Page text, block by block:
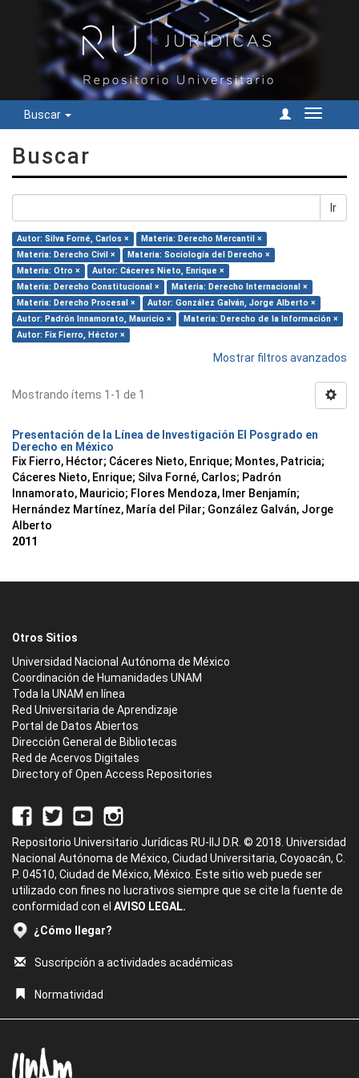
Buscar
Cambiar
Buscar
Ir
Autor: Silva Forné, Carlos ×
Materia: Derecho Mercantil ×
Materia: Derecho Civil ×
Materia: Sociología del Derecho ×
Materia: Otro ×
Autor: Cáceres Nieto, Enrique ×
Materia: Derecho Constitucional ×
Materia: Derecho Internacional ×
Materia: Derecho Procesal ×
Autor: González Galván, Jorge Alberto ×
Autor: Padrón Innamorato, Mauricio ×
Materia: Derecho de la Información ×
Autor: Fix Fierro, Héctor ×
Mostrar filtros avanzados
Mostrando ítems 1-1 de 1
Presentación de la Línea de Investigación El Posgrado en
Derecho en México
Fix Fierro, Héctor; Cáceres Nieto, Enrique; Montes, Patricia;
Cáceres Nieto, Enrique; Silva Forné, Carlos; Padrón
Innamorato, Mauricio; Flores Mendoza, Imer Benjamín;
Hernández Martínez, María del Pilar; González Galván, Jorge
Alberto
2011
Otros Sitios
Universidad Nacional Autónoma de México
Coordinación de Humanidades UNAM
Toda la UNAM en línea
Red Universitaria de Aprendizaje
Portal de Datos Abiertos
Dirección General de Bibliotecas
Red de Acervos Digitales
Directory of Open Access Repositories
Repositorio Universitario Jurídicas RU-IIJ D.R. © 2018. Universidad
Nacional Autónoma de México, Ciudad Universitaria, Coyoacán, C.
P. 04510, Ciudad de México, México. Este sitio web puede ser
utilizado con fines no lucrativos siempre que se cite la fuente de
conformidad con el AVISO LEGAL.
¿Cómo llegar?
Suscripción a actividades académicas
Normatividad